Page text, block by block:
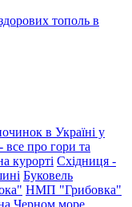
тополь в
в Україні у
все про гори та
курорті Східниця -
Буковель
НМП "Грибовка"